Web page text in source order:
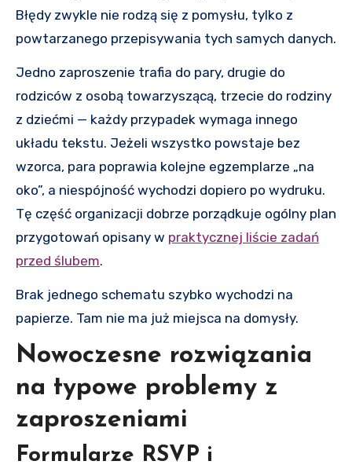
Błędy zwykle nie rodzą się z pomysłu, tylko z
powtarzanego przepisywania tych samych danych.
Jedno zaproszenie trafia do pary, drugie do
rodziców z osobą towarzyszącą, trzecie do rodziny
z dziećmi — każdy przypadek wymaga innego
układu tekstu. Jeżeli wszystko powstaje bez
wzorca, para poprawia kolejne egzemplarze „na
oko”, a niespójność wychodzi dopiero po wydruku.
Tę część organizacji dobrze porządkuje ogólny plan
przygotowań opisany w praktycznej liście zadań
przed ślubem.
Brak jednego schematu szybko wychodzi na
papierze. Tam nie ma już miejsca na domysły.
Nowoczesne rozwiązania
na typowe problemy z
zaproszeniami
Formularze RSVP i